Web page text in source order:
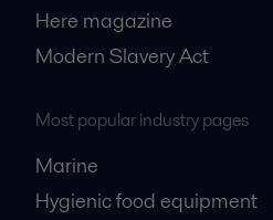
Here magazine
Modern Slavery Act
Most popular industry pages
Marine
Hygienic food equipment